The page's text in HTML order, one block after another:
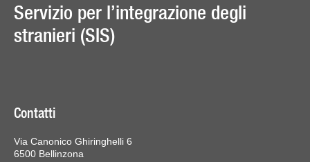
Servizio per l’integrazione degli
stranieri (SIS)
Contatti
Via Canonico Ghiringhelli 6
6500 Bellinzona